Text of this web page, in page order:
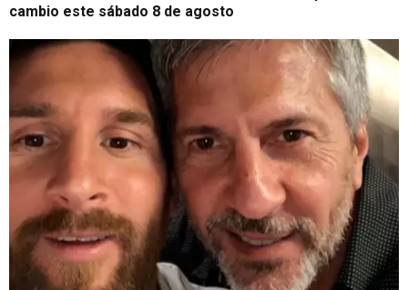
cambio este sábado 8 de agosto